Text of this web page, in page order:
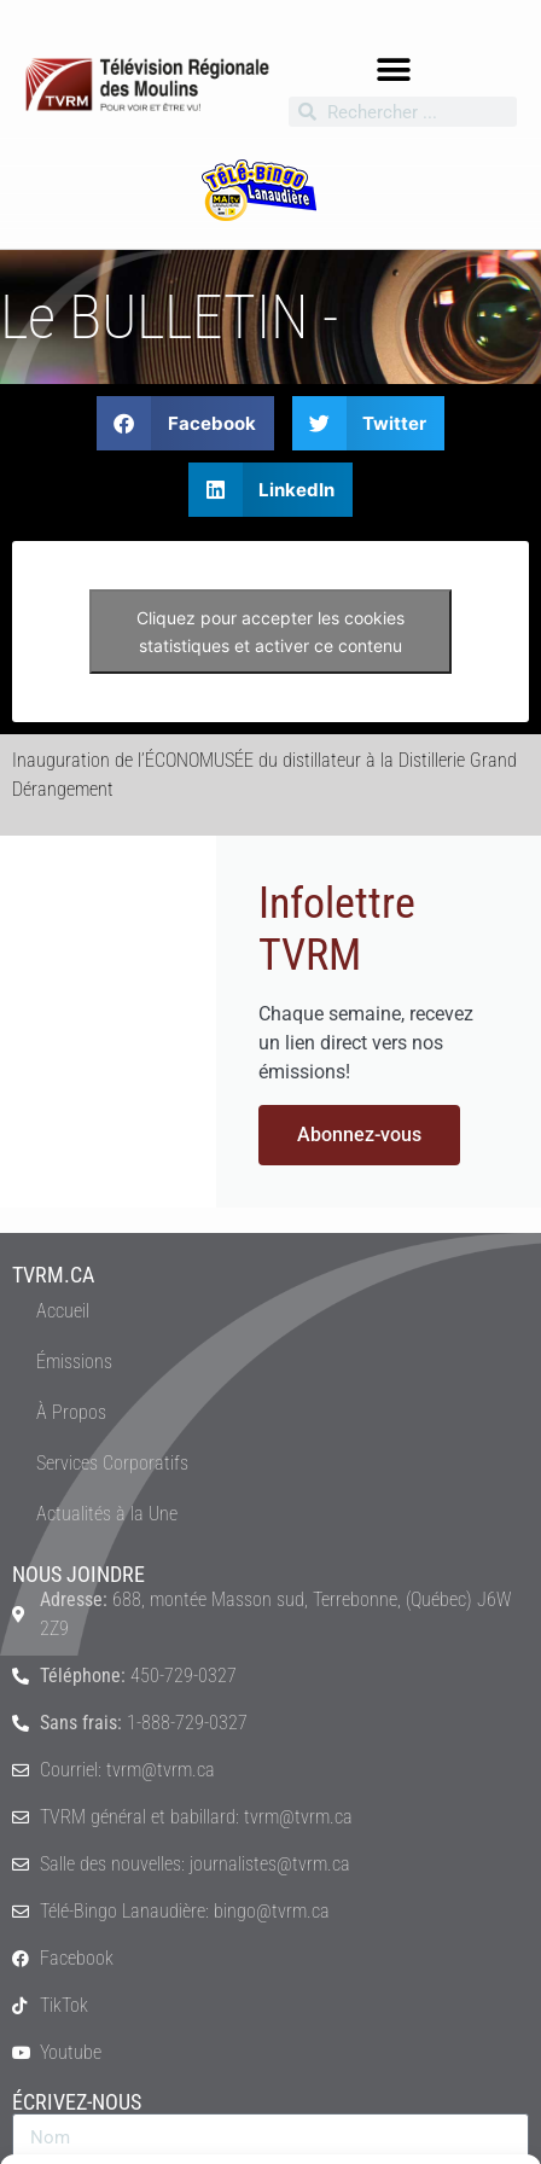
Le BULLETIN -
Facebook Twitter
LinkedIn
Cliquez pour accepter les cookies
statistiques et activer ce contenu
Inauguration de l’ÉCONOMUSÉE du distillateur à la Distillerie Grand
Dérangement
Infolettre
TVRM
Chaque semaine, recevez
un lien direct vers nos
émissions!
Abonnez-vous
TVRM.CA
Accueil
Émissions
À Propos
Services Corporatifs
Actualités à la Une
NOUS JOINDRE
Adresse: 688, montée Masson sud, Terrebonne, (Québec) J6W
2Z9
Téléphone: 450-729-0327
Sans frais: 1-888-729-0327
Courriel: tvrm@tvrm.ca
TVRM général et babillard: tvrm@tvrm.ca
Salle des nouvelles: journalistes@tvrm.ca
Télé-Bingo Lanaudière: bingo@tvrm.ca
Facebook
TikTok
Youtube
ÉCRIVEZ-NOUS